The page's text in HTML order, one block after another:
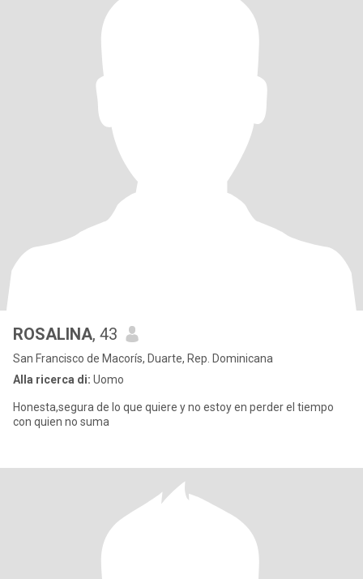
ROSALINA, 43
San Francisco de Macorís, Duarte, Rep. Dominicana
Alla ricerca di: Uomo
Honesta,segura de lo que quiere y no estoy en perder el tiempo
con quien no suma